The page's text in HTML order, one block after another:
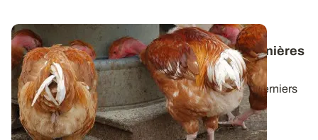
Valorisation animale - Téléchargez les dernières
lettres News@lim
Cette lettre technique propose une synthèse des derniers
résultats d'essais d'ARVALIS sur...
30 JUIN 2026